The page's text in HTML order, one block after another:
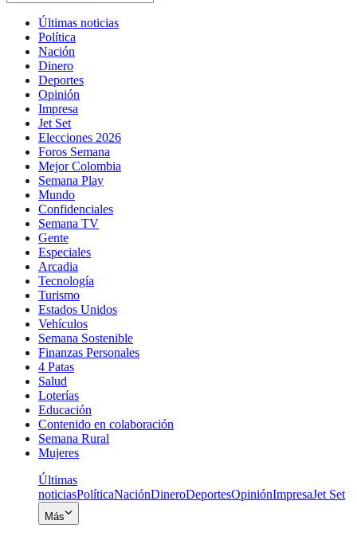
Últimas noticias
Política
Nación
Dinero
Deportes
Opinión
Impresa
Jet Set
Elecciones 2026
Foros Semana
Mejor Colombia
Semana Play
Mundo
Confidenciales
Semana TV
Gente
Especiales
Arcadia
Tecnología
Turismo
Estados Unidos
Vehículos
Semana Sostenible
Finanzas Personales
4 Patas
Salud
Loterías
Educación
Contenido en colaboración
Semana Rural
Mujeres
Últimas
noticiasPolíticaNaciónDineroDeportesOpiniónImpresaJet Set
Más